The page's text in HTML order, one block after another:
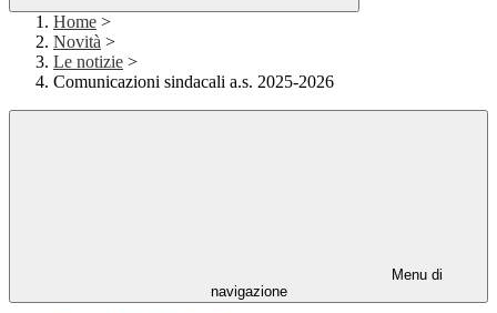
Home >
Novità >
Le notizie >
Comunicazioni sindacali a.s. 2025-2026
Menu di
navigazione